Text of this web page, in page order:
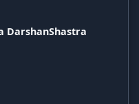
DarshanShastra